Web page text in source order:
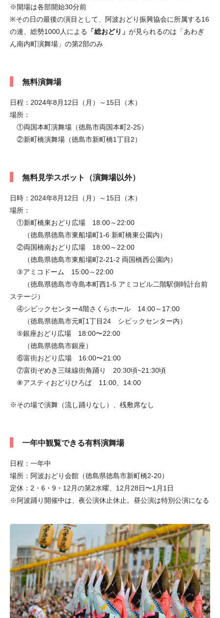
※開場は各部開始30分前
※その日の最後の演目として、阿波おどり振興協会に所属する16
の連、総勢1000人による
「総おどり」 が見られるのは「あわぎ
ん南内町演舞場」の第2部のみ
無料演舞場
日程：2024年8月12日（月）～15日（木）
場所：
①両国本町演舞場（徳島市両国本町2-25）
②新町橋演舞場（徳島市新町橋1丁目2）
無料見学スポット（演舞場以外）
日時：2024年8月12日（月）～15日（木）
場所：
①新町橋東おどり広場 18:00～22:00
（徳島県徳島市東船場町1-6 新町橋東公園内）
②両国橋南おどり広場 18:00～22:00
（徳島県徳島市東船場町2-21-2 両国橋西公園内）
③アミコドーム 15:00～22:00
（徳島県徳島市寺島本町西1-5 アミコビル二階駅側時計台前
ステージ）
④シビックセンター4階さくらホール 14:00～17:00
（徳島県徳島市元町1丁目24 シビックセンター内）
⑤銀座おどり広場 18:00〜22:00
（徳島県徳島市銀座）
⑥富街おどり広場 16:00〜21:00
⑦富街ぞめき三味線街角踊り 20:30頃~21:30頃
⑧アスティおどりひろば 11:00、14:00
※その場で演舞（流し踊りなし）、桟敷席なし
一年中観覧できる有料演舞場
日程：一年中
場所：阿波おどり会館（徳島県徳島市新町橋2-20）
定休：2・6・9・12月の第2水曜、12月28日〜1月1日
※阿波踊り開催中は、夜公演休止休止。昼公演は特別公演になる